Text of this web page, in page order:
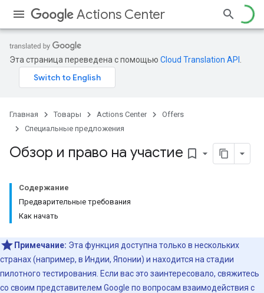
Actions Center
Эта страница переведена с помощью Cloud Translation API
Главная Товары Actions Center
Offers
Специальные предложения
Обзор и право на участие bookmark_border
Содержание
Предварительные требования
Как начать
Примечание: Эта функция доступна только в нескольких
странах (например, в Индии, Японии) и находится на стадии
пилотного тестирования. Если вас это заинтересовало, свяжитесь
со своим представителем Google по вопросам взаимодействия с